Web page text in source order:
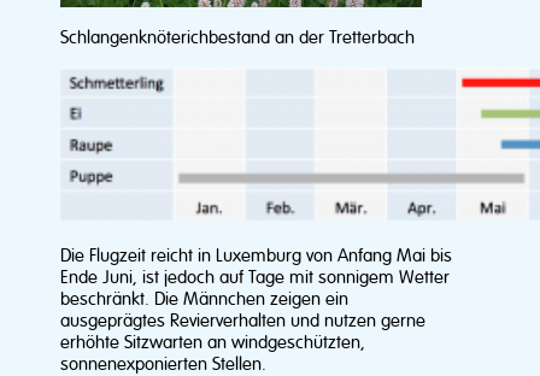
Schlangenknöterichbestand an der Tretterbach
Die Flugzeit reicht in Luxemburg von Anfang Mai bis
Ende Juni, ist jedoch auf Tage mit sonnigem Wetter
beschränkt. Die Männchen zeigen ein
ausgeprägtes Revierverhalten und nutzen gerne
erhöhte Sitzwarten an windgeschützten,
sonnenexponierten Stellen.